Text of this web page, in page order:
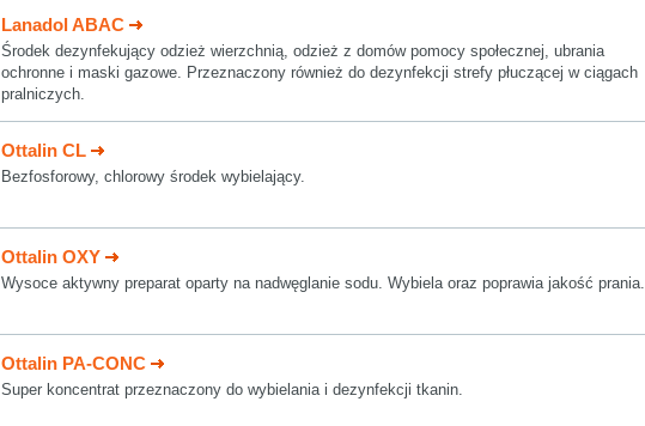
Lanadol ABAC
Środek dezynfekujący odzież wierzchnią, odzież z domów pomocy społecznej, ubrania
ochronne i maski gazowe. Przeznaczony również do dezynfekcji strefy płuczącej w ciągach
pralniczych.
Ottalin CL
Bezfosforowy, chlorowy środek wybielający.
Ottalin OXY
Wysoce aktywny preparat oparty na nadwęglanie sodu. Wybiela oraz poprawia jakość prania.
Ottalin PA-CONC
Super koncentrat przeznaczony do wybielania i dezynfekcji tkanin.